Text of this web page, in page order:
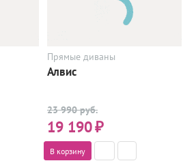
Прямые диваны
Алвис
23 990 руб.
19 190₽
В корзину